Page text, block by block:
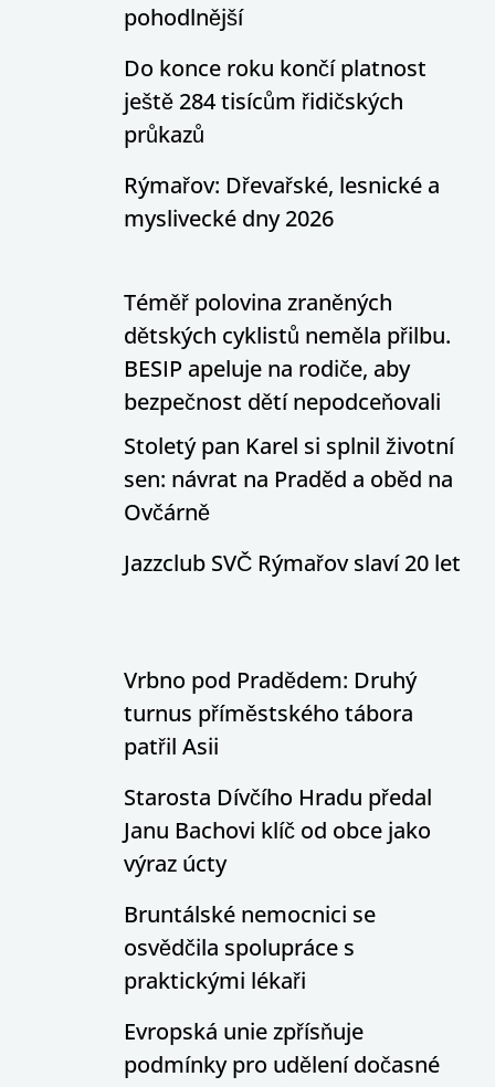
pohodlnější
Do konce roku končí platnost
ještě 284 tisícům řidičských
průkazů
Rýmařov: Dřevařské, lesnické a
myslivecké dny 2026
Téměř polovina zraněných
dětských cyklistů neměla přilbu.
BESIP apeluje na rodiče, aby
bezpečnost dětí nepodceňovali
Stoletý pan Karel si splnil životní
sen: návrat na Praděd a oběd na
Ovčárně
Jazzclub SVČ Rýmařov slaví 20 let
Vrbno pod Pradědem: Druhý
turnus příměstského tábora
patřil Asii
Starosta Dívčího Hradu předal
Janu Bachovi klíč od obce jako
výraz úcty
Bruntálské nemocnici se
osvědčila spolupráce s
praktickými lékaři
Evropská unie zpřísňuje
podmínky pro udělení dočasné